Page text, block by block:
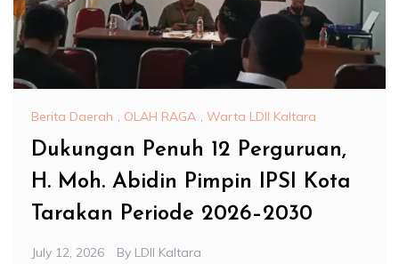
Berita Daerah , OLAH RAGA , Warta LDII Kaltara
Dukungan Penuh 12 Perguruan,
H. Moh. Abidin Pimpin IPSI Kota
Tarakan Periode 2026–2030
July 12, 2026 By LDII Kaltara